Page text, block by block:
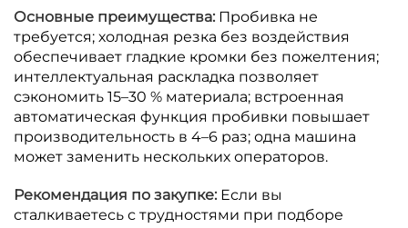
Основные преимущества: Пробивка не
требуется; холодная резка без воздействия
обеспечивает гладкие кромки без пожелтения;
интеллектуальная раскладка позволяет
сэкономить 15–30 % материала; встроенная
автоматическая функция пробивки повышает
производительность в 4–6 раз; одна машина
может заменить нескольких операторов.
Рекомендация по закупке: Если вы
сталкиваетесь с трудностями при подборе